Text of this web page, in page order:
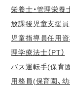
栄養士・管理栄養
放課後児童支援員
児童指導員任用資
理学療法士（PT）
バス運転手(保育
用務員(保育園、